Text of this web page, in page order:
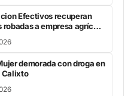
Efectivos recuperan
a empresa agrícola
demorada con droga en
Calixto